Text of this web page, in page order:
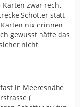
Karten zwar recht
Schotter statt
nix drinnen.
gewusst hätte das
nicht
in Meeresnähe
(